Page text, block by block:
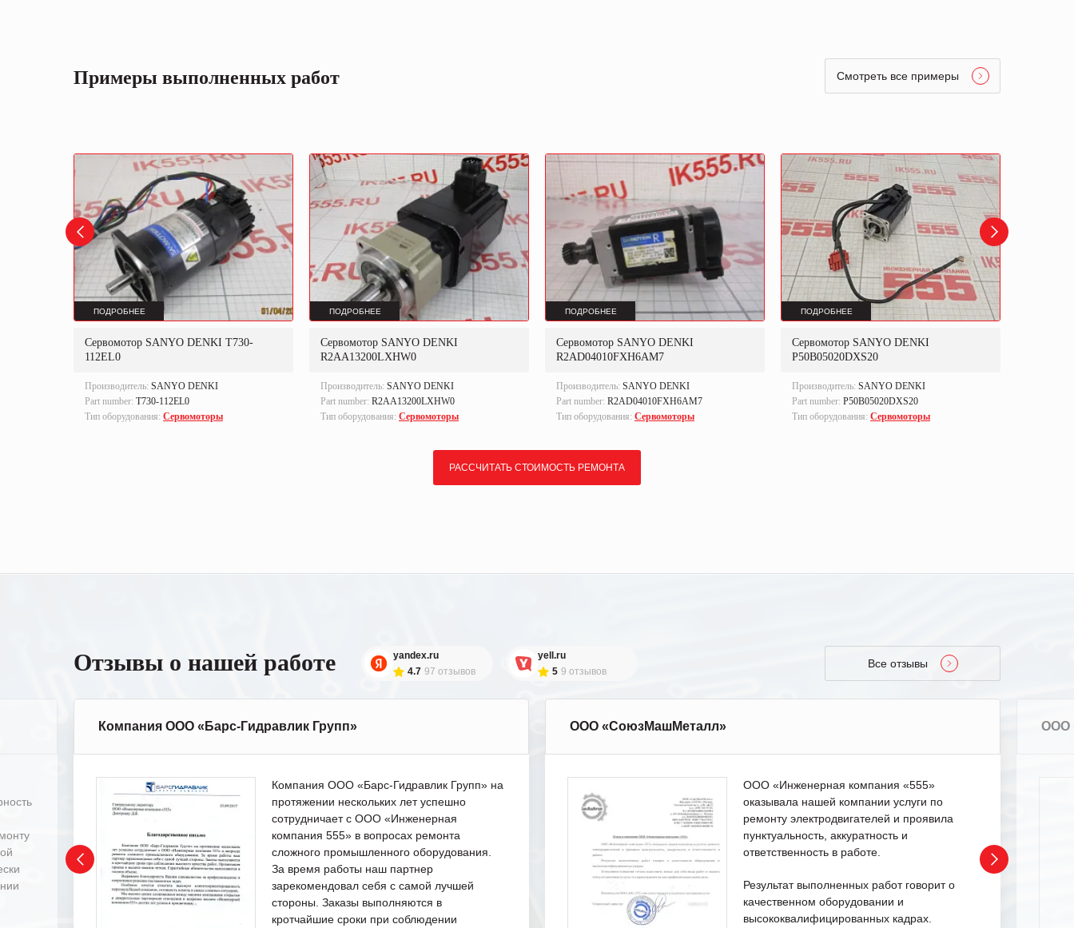
Примеры выполненных работ Смотреть все примеры
ПОДРОБНЕЕ
Сервомотор SANYO DENKI T730-
112EL0
Производитель: SANYO DENKI
Part number: T730-112EL0
Тип оборудования: Сервомоторы
ПОДРОБНЕЕ
Сервомотор SANYO DENKI
R2AA13200LXHW0
Производитель: SANYO DENKI
Part number: R2AA13200LXHW0
Тип оборудования: Сервомоторы
ПОДРОБНЕЕ
Сервомотор SANYO DENKI
R2AD04010FXH6AM7
Производитель: SANYO DENKI
Part number: R2AD04010FXH6AM7
Тип оборудования: Сервомоторы
ПОДРОБНЕЕ
Сервомотор SANYO DENKI
P50B05020DXS20
Производитель: SANYO DENKI
Part number: P50B05020DXS20
Тип оборудования: Сервомоторы
РАССЧИТАТЬ СТОИМОСТЬ РЕМОНТА
Отзывы о нашей работе
yandex.ru
4.7 97 отзывов
yell.ru
5 9 отзывов
Все отзывы
Компания ООО «Барс-Гидравлик Групп»
Компания ООО «Барс-Гидравлик Групп» на
протяжении нескольких лет успешно
сотрудничает с ООО «Инженерная
компания 555» в вопросах ремонта
сложного промышленного оборудования.
За время работы наш партнер
зарекомендовал себя с самой лучшей
стороны. Заказы выполняются в
кротчайшие сроки при соблюдении
ООО «СоюзМашМеталл»
ООО «Инженерная компания «555»
оказывала нашей компании услуги по
ремонту электродвигателей и проявила
пунктуальность, аккуратность и
ответственность в работе.
Результат выполненных работ говорит о
качественном оборудовании и
высококвалифицированных кадрах.
ООО